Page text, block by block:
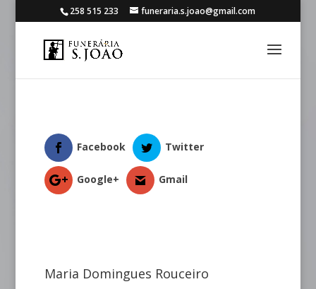
258 515 233 funeraria.s.joao@gmail.com
Facebook Twitter
Google+ Gmail
Maria Domingues Rouceiro